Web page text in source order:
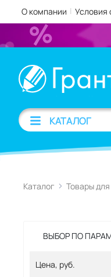
О компании | Условия
КАТАЛОГ
Каталог Товары
ВЫБОР ПО
Цена, руб.